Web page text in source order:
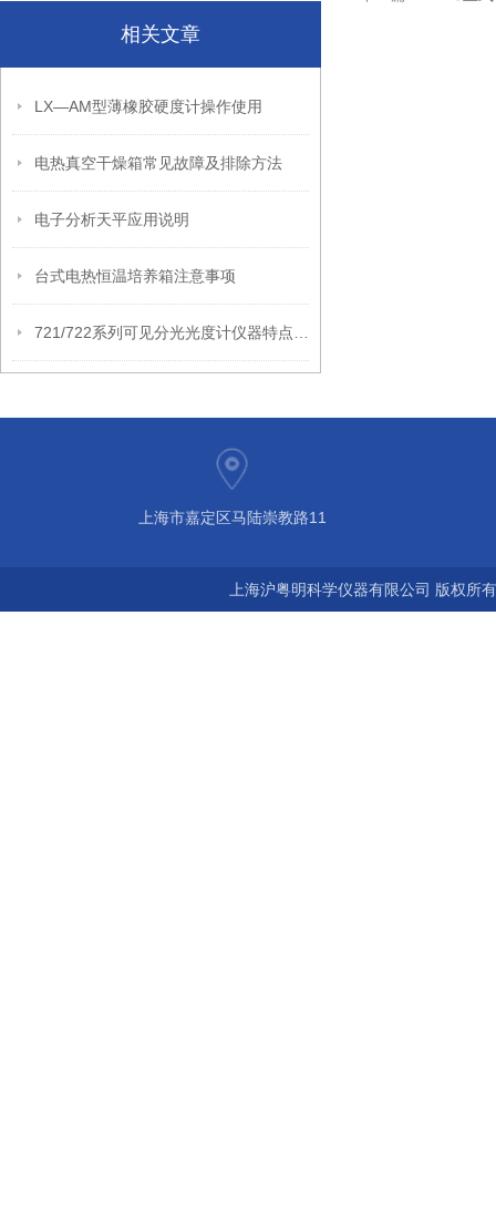
相关文章
LX—AM型薄橡胶硬度计操作使用
电热真空干燥箱常见故障及排除方法
电子分析天平应用说明
台式电热恒温培养箱注意事项
上海市嘉定区马陆崇教路11
上海沪粤明科学仪器有限公司 版权所